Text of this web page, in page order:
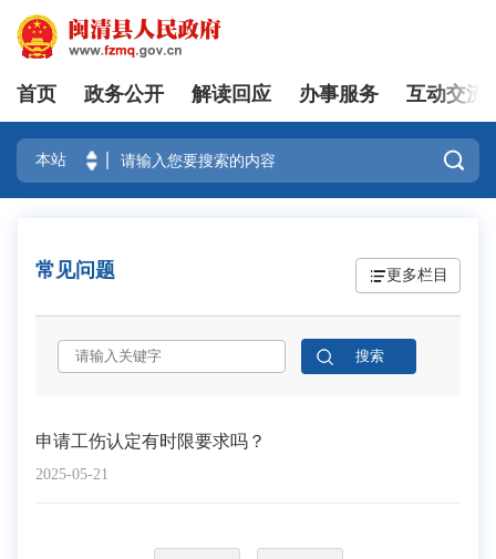
登录
首页 政务公开 解读回应 办事服务 互动交流

常见问题 更多栏目
2025-05-21
申请工伤认定有时限要求吗？